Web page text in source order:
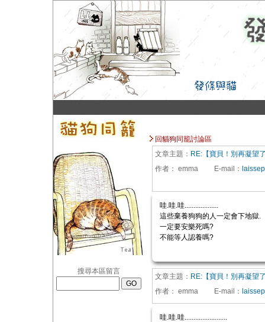
搜尋本區留言
回貓狗同籠討論區
文章主題： RE:【寶貝！別再凝望
作者： emma E-mail ：
哇.哇.哇...................
這些棄養狗狗的人一定會下地獄.
一定要安樂死嗎?
不能等人認養嗎?
文章主題： RE:【寶貝！別再凝望
作者： emma E-mail ：
哇.哇.哇........................